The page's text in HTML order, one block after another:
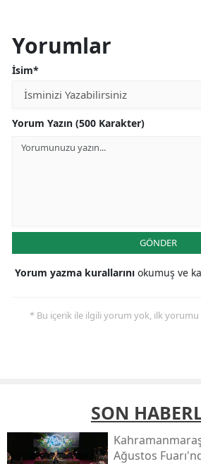
Yorumlar
İsim*
Yorum Yazın (500 Karakter)
GÖNDER
Yorum yazma kurallarını okumuş ve
* Bu içerik ile ilgili yorum yok, ilk yorumu
SON
Ağustos